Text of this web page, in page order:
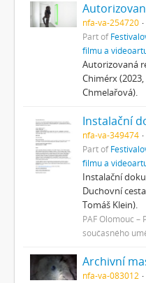
nfa-va-254720
Part of
filmu a
Autorizovaná
Chimérx
Chmelařová).
Instalační
nfa-va-349474
Part of
filmu a
Instalační
Duchovní
Tomáš Klein).
PAF Olomouc
současného
Archivní
nfa-va-083012